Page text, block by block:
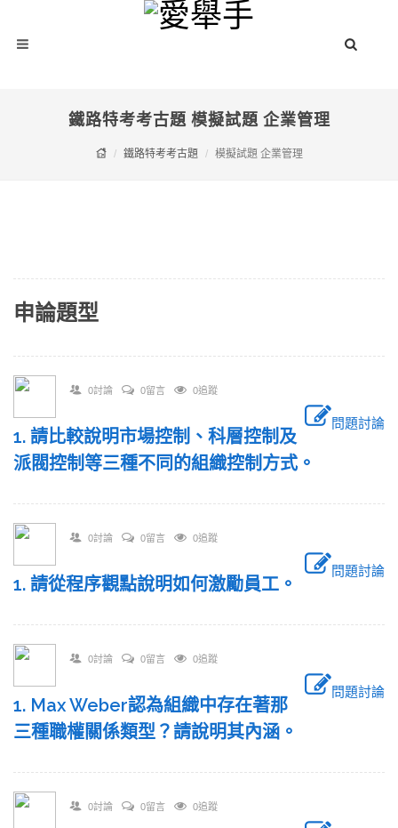
鐵路特考考古題 模擬試題 企業管理
鐵路特考考古題 模擬試題 企業管理
申論題型
0討論 0留言 0追蹤
問題討論
1. 請比較說明市場控制、科層控制及
派閥控制等三種不同的組織控制方式。
0討論 0留言 0追蹤
問題討論
1. 請從程序觀點說明如何激勵員工。
0討論 0留言 0追蹤
問題討論
1. Max Weber認為組織中存在著那
三種職權關係類型？請說明其內涵。
0討論 0留言 0追蹤